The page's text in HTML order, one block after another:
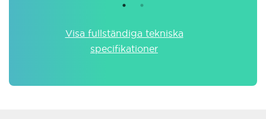
Visa fullständiga tekniska
specifikationer